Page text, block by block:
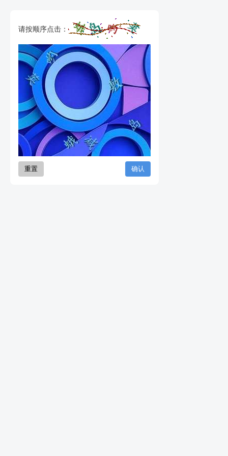
请按顺序点击：
重置 确认